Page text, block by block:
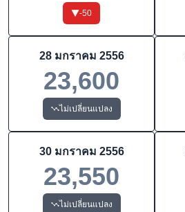
-50
28 มกราคม 2556
23,600
ไม่เปลี่ยนแปลง
30 มกราคม 2556
23,550
ไม่เปลี่ยนแปลง